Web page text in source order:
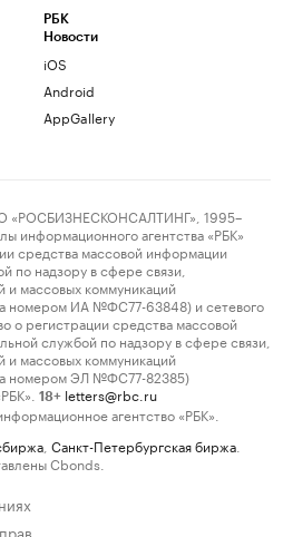
РБК
Новости
iOS
Android
AppGallery
1995–
информационного агентства «РБК»
средства массовой информации
по надзору в сфере связи,
и массовых коммуникаций
номером ИА №ФС77-63848) и сетевого
о регистрации средства массовой
службой по надзору в сфере связи,
и массовых коммуникаций
номером ЭЛ №ФС77-82385)
18+ letters@rbc.ru
агентство «РБК».
Санкт-Петербургская биржа
Cbonds.